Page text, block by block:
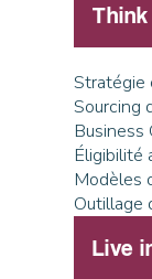
Stratégie
Sourcing
Business
Éligibilité
Modèles
Outillage
Live